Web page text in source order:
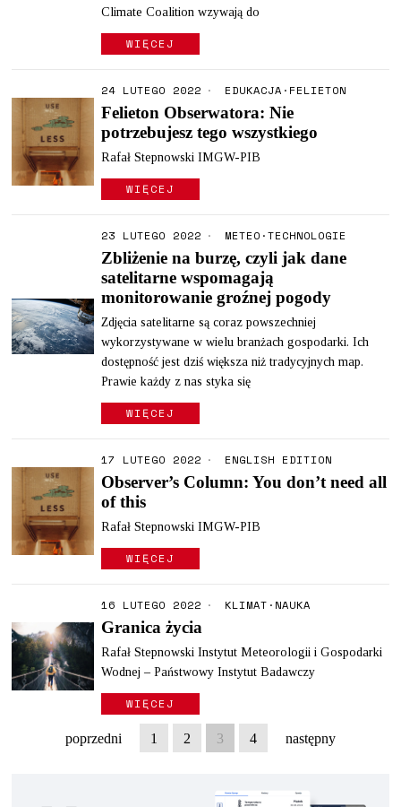
Climate Coalition wzywają do
WIĘCEJ
24 LUTEGO 2022 EDUKACJA · FELIETON
Felieton Obserwatora: Nie
potrzebujesz tego wszystkiego
Rafał Stepnowski IMGW-PIB
WIĘCEJ
23 LUTEGO 2022 METEO ·TECHNOLOGIE
Zbliżenie na burzę, czyli jak dane
satelitarne wspomagają
monitorowanie groźnej pogody
Zdjęcia satelitarne są coraz powszechniej
wykorzystywane w wielu branżach gospodarki. Ich
dostępność jest dziś większa niż tradycyjnych map.
Prawie każdy z nas styka się
WIĘCEJ
17 LUTEGO 2022 ENGLISH EDITION
Observer’s Column: You don’t need all
of this
Rafał Stepnowski IMGW-PIB
WIĘCEJ
16 LUTEGO 2022 KLIMAT · NAUKA
Granica życia
Rafał Stepnowski Instytut Meteorologii i Gospodarki
Wodnej – Państwowy Instytut Badawczy
WIĘCEJ
poprzedni 1 2 3 4 następny